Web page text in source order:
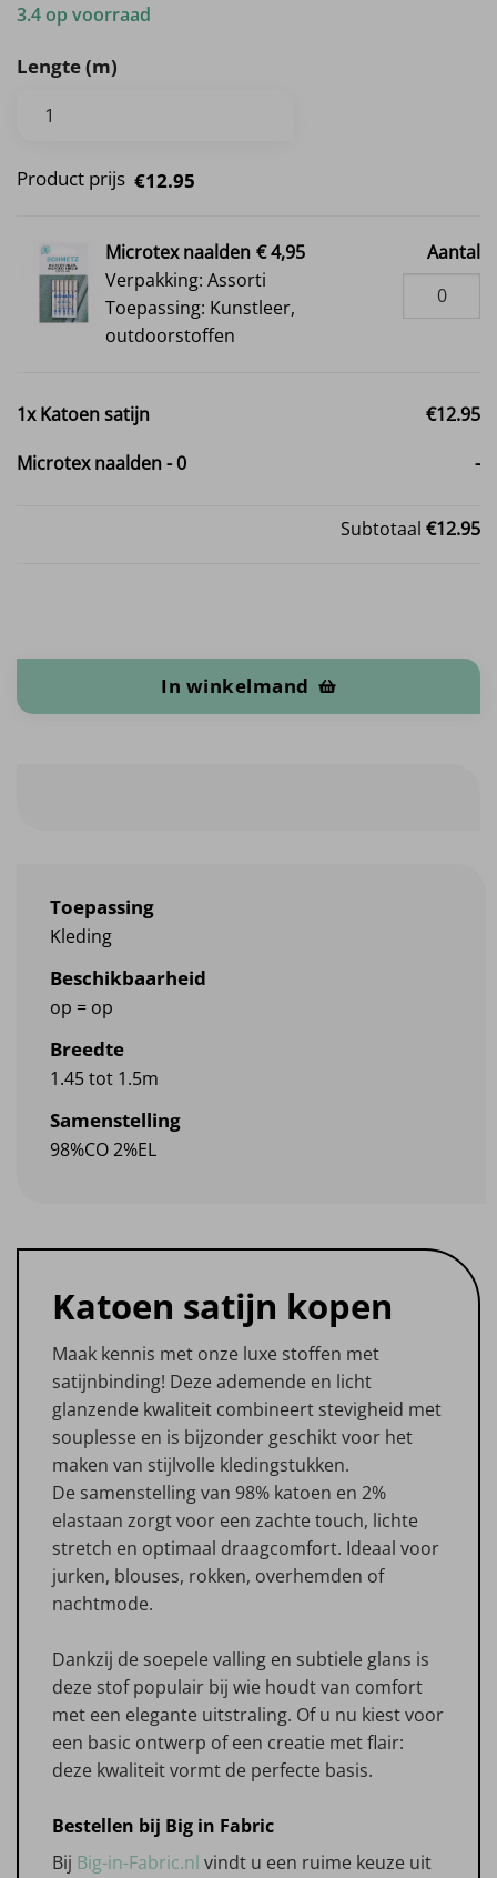
3.4 op voorraad
Lengte (m)
Product prijs €12.95
Microtex naalden € 4,95
Verpakking: Assorti
Toepassing: Kunstleer,
outdoorstoffen
Aantal
1xKatoen satijn €12.95
Microtex naalden-0 -
Subtotaal €12.95
In winkelmand
Toepassing
Kleding
Beschikbaarheid
op = op
Breedte
1.45 tot 1.5m
Samenstelling
98%CO 2%EL
Katoen satijn kopen
Maak kennis met onze luxe stoffen met
satijnbinding! Deze ademende en licht
glanzende kwaliteit combineert stevigheid met
souplesse en is bijzonder geschikt voor het
maken van stijlvolle kledingstukken.
De samenstelling van 98% katoen en 2%
elastaan zorgt voor een zachte touch, lichte
stretch en optimaal draagcomfort. Ideaal voor
jurken, blouses, rokken, overhemden of
nachtmode.
Dankzij de soepele valling en subtiele glans is
deze stof populair bij wie houdt van comfort
met een elegante uitstraling. Of u nu kiest voor
een basic ontwerp of een creatie met flair:
deze kwaliteit vormt de perfecte basis.
Bestellen bij Big in Fabric
Bij Big-in-Fabric.nl vindt u een ruime keuze uit